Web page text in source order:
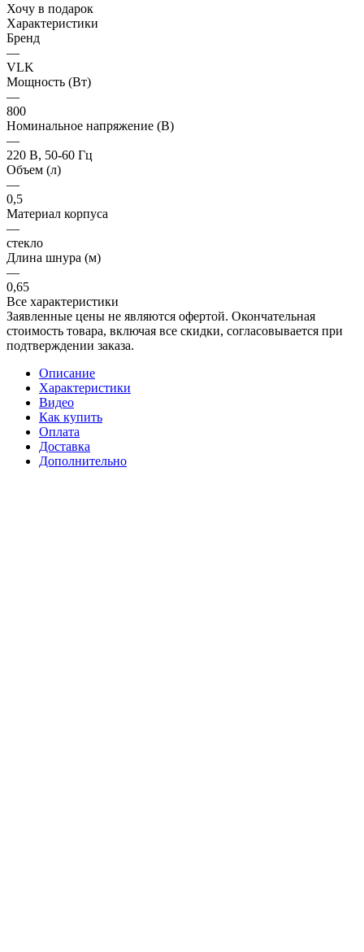
Хочу в подарок
Характеристики
Бренд
—
VLK
Мощность (Вт)
—
800
Номинальное напряжение (В)
—
220 В, 50-60 Гц
Объем (л)
—
0,5
Материал корпуса
—
стекло
Длина шнура (м)
—
0,65
Все характеристики
Заявленные цены не являются офертой. Окончательная
стоимость товара, включая все скидки, согласовывается при
подтверждении заказа.
Описание
Характеристики
Видео
Как купить
Оплата
Доставка
Дополнительно